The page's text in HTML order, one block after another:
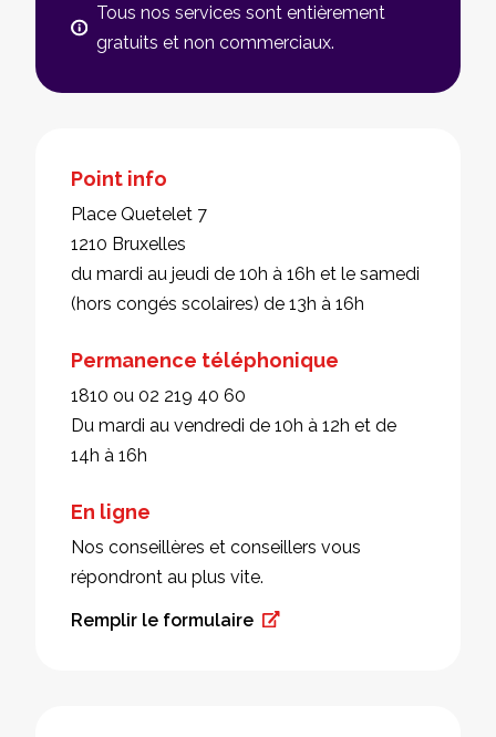
Tous nos services sont entièrement
gratuits et non commerciaux.
Point info
Place Quetelet 7
1210 Bruxelles
du mardi au jeudi de 10h à 16h et le samedi
(hors congés scolaires) de 13h à 16h
Permanence téléphonique
1810 ou 02 219 40 60
Du mardi au vendredi de 10h à 12h et de
14h à 16h
En ligne
Nos conseillères et conseillers vous
répondront au plus vite.
Remplir le formulaire